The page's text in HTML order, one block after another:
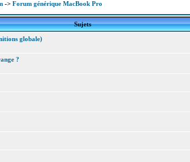
-> Forum générique MacBook Pro
Sujets
globale)
?